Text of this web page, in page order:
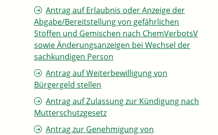
Antrag auf Erlaubnis oder Anzeige der
Abgabe/Bereitstellung von gefährlichen
Stoffen und Gemischen nach ChemVerbotsV
sowie Änderungsanzeigen bei Wechsel der
sachkundigen Person
Antrag auf Weiterbewilligung von
Bürgergeld stellen
Antrag auf Zulassung zur Kündigung nach
Mutterschutzgesetz
Antrag zur Genehmigung von